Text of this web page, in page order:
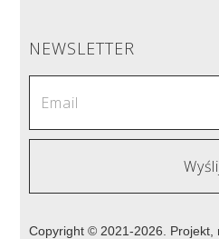
NEWSLETTER
Copyright © 2021-2026. Projekt,